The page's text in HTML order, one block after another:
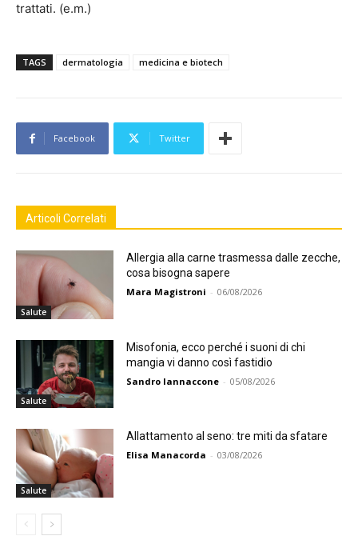
trattati. (e.m.)
TAGS dermatologia medicina e biotech
Facebook Twitter
Articoli Correlati
Salute
Allergia alla carne trasmessa dalle zecche,
cosa bisogna sapere
Mara Magistroni - 06/08/2026
Salute
Misofonia, ecco perché i suoni di chi
mangia vi danno così fastidio
Sandro Iannaccone - 05/08/2026
Salute
Allattamento al seno: tre miti da sfatare
Elisa Manacorda - 03/08/2026